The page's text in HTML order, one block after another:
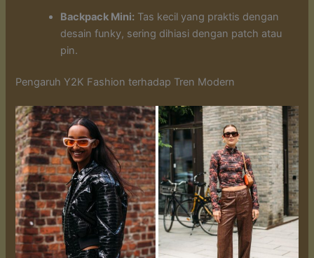
Backpack Mini: Tas kecil yang praktis dengan
desain funky, sering dihiasi dengan patch atau
pin.
Pengaruh Y2K Fashion terhadap Tren Modern